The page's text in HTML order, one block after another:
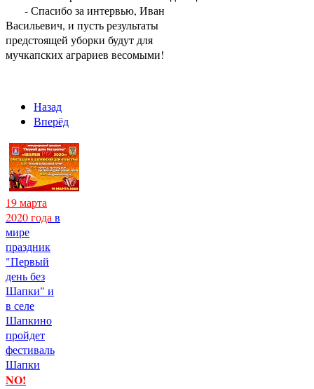
- Спасибо за интервью, Иван
Васильевич, и пусть результаты
предстоящей уборки будут для
мучкапских аграриев весомыми!
Назад
Вперёд
19 марта
2020 годав
мире
праздник
"Первый
день без
Шапки" и
в селе
Шапкино
пройдет
фестиваль
Шапки
NO!